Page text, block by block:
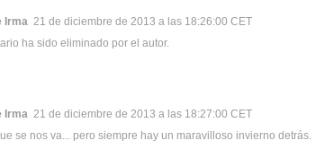
Irma 21 de diciembre de 2013 a las 18:26:00 CET
ha sido eliminado por el autor.
Irma 21 de diciembre de 2013 a las 18:27:00 CET
se nos va... pero siempre hay un maravilloso invierno detrás.